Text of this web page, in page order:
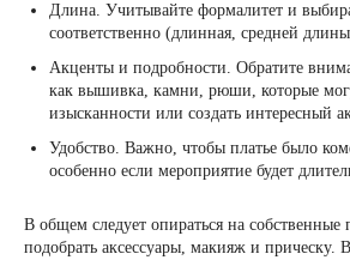
Длина. Учитывайте формалитет и
соответственно (длинная, средней
Акценты и подробности. Обратите
как вышивка, камни, рюши, которые
изысканности или создать интересный
Удобство. Важно, чтобы платье было
особенно если мероприятие будет
В общем следует опираться на собственные
подобрать аксессуары, макияж и прическу.